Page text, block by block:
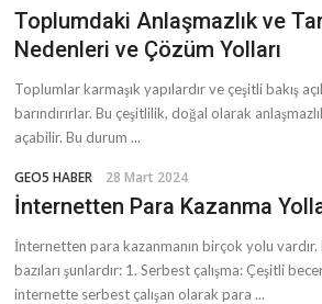
Toplumdaki Anlaşmazlık ve
Nedenleri ve Çözüm Yolları
Toplumlar karmaşık yapılardır ve çeşitli bakış
barındırırlar. Bu çeşitlilik, doğal olarak
açabilir. Bu durum ...
GEO5 HABER 28 Mart 2024
İnternetten Para Kazanma
İnternetten para kazanmanın birçok yolu vardır.
bazıları şunlardır: 1. Serbest çalışma: Çeşitli
internette serbest çalışan olarak para ...